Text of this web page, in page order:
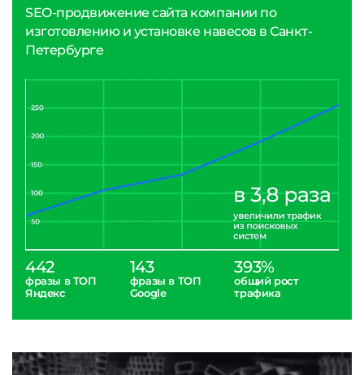
SEO-продвижение сайта компании по
изготовлению и установке навесов в Санкт-
Петербурге
442
фразы в ТОП
Яндекс
143
фразы в ТОП
Google
393%
общий рост
трафика